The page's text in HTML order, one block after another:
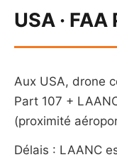
USA ·
Aux USA, drone
Part 107 +
(proximité
Délais : LAANC